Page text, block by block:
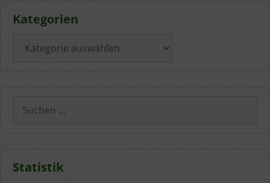
Kategorien
Suchen
nach:
Statistik